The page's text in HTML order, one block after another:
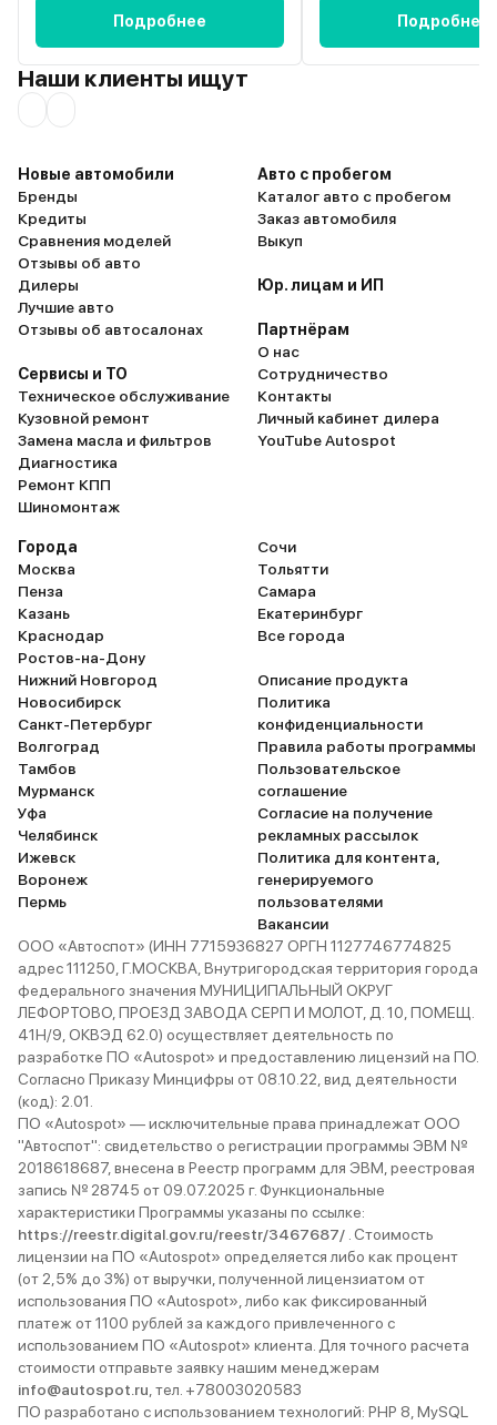
Подробнее Подробнее
Наши клиенты ищут
Новые автомобили
Бренды
Кредиты
Сравнения моделей
Отзывы об авто
Дилеры
Лучшие авто
Отзывы об автосалонах
Сервисы и ТО
Техническое обслуживание
Кузовной ремонт
Замена масла и фильтров
Диагностика
Ремонт КПП
Шиномонтаж
Авто с пробегом
Каталог авто с пробегом
Заказ автомобиля
Выкуп
Юр. лицам и ИП
Партнёрам
О нас
Сотрудничество
Контакты
Личный кабинет дилера
YouTube Autospot
Города
Москва
Пенза
Казань
Краснодар
Ростов-на-Дону
Нижний Новгород
Новосибирск
Санкт-Петербург
Волгоград
Тамбов
Мурманск
Уфа
Челябинск
Ижевск
Воронеж
Пермь
Сочи
Тольятти
Самара
Екатеринбург
Все города
Описание продукта
Политика
конфиденциальности
Правила работы программы
Пользовательское
соглашение
Согласие на получение
рекламных рассылок
Политика для контента,
генерируемого
пользователями
Вакансии
ООО «Автоспот» (ИНН 7715936827 ОРГН 1127746774825
адрес 111250, Г.МОСКВА, Внутригородская территория города
федерального значения МУНИЦИПАЛЬНЫЙ ОКРУГ
ЛЕФОРТОВО, ПРОЕЗД ЗАВОДА СЕРП И МОЛОТ, Д. 10, ПОМЕЩ.
41Н/9, ОКВЭД 62.0) осуществляет деятельность по
разработке ПО «Autospot» и предоставлению лицензий на ПО.
Согласно Приказу Минцифры от 08.10.22, вид деятельности
(код): 2.01.
ПО «Autospot» — исключительные права принадлежат ООО
"Автоспот": свидетельство о регистрации программы ЭВМ №
2018618687, внесена в Реестр программ для ЭВМ, реестровая
запись № 28745 от 09.07.2025 г. Функциональные
характеристики Программы указаны по ссылке:
https://reestr.digital.gov.ru/reestr/3467687/ . Стоимость
лицензии на ПО «Autospot» определяется либо как процент
(от 2,5% до 3%) от выручки, полученной лицензиатом от
использования ПО «Autospot», либо как фиксированный
платеж от 1100 рублей за каждого привлеченного с
использованием ПО «Autospot» клиента. Для точного расчета
стоимости отправьте заявку нашим менеджерам
info@autospot.ru , тел. +78003020583
ПО разработано с использованием технологий: PHP 8, MySQL